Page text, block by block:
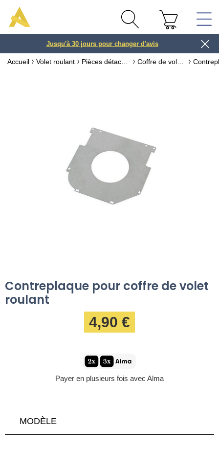
3 ou 4x
Jusqu'à 30 jours pour changer d'avis
Accueil Volet roulant
Contreplaque pour coffre de volet
roulant
4,90 €
Payer en plusieurs fois avec Alma
MODÈLE